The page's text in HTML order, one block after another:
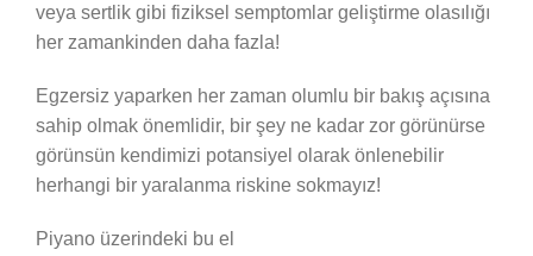
veya sertlik gibi fiziksel semptomlar geliştirme olasılığı
her zamankinden daha fazla!
Egzersiz yaparken her zaman olumlu bir bakış açısına
sahip olmak önemlidir, bir şey ne kadar zor görünürse
görünsün kendimizi potansiyel olarak önlenebilir
herhangi bir yaralanma riskine sokmayız!
Piyano üzerindeki bu el